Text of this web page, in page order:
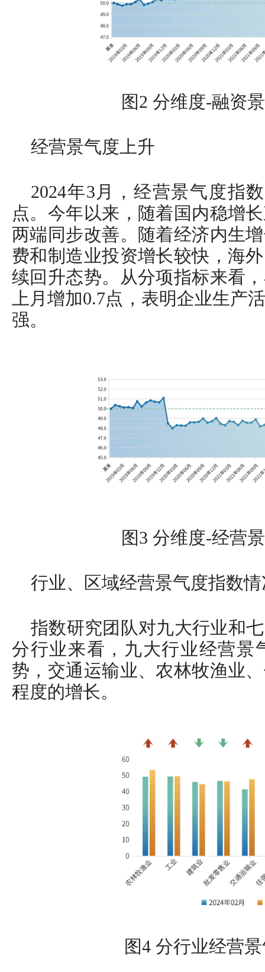
图2 分维度-融资
经营景气度上升
2024年3月，经营景气度指
点。今年以来，随着国内稳增
两端同步改善。随着经济内生
费和制造业投资增长较快，海
续回升态势。从分项指标来看
上月增加0.7点，表明企业生产
强。
图3 分维度-经营
行业、区域经营景气度指数
指数研究团队对九大行业和
分行业来看，九大行业经营景
势，交通运输业、农林牧渔业
程度的增长。
图4 分行业经营